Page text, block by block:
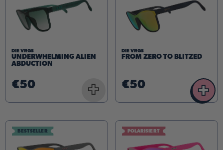
DIE VRGS
UNDERWHELMING ALIEN
ABDUCTION
€50 +
DIE VRGS
FROM ZERO TO BLITZED
€50 +
BESTSELLER POLARISIERT